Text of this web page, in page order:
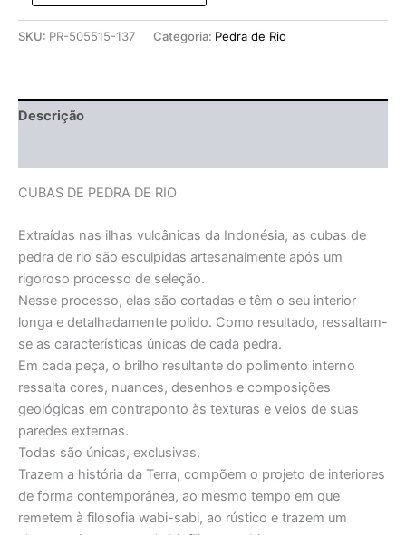
SKU: PR-505515-137 Categoria: Pedra de Rio
Descrição
CUBAS DE PEDRA DE RIO
Extraídas nas ilhas vulcânicas da Indonésia, as cubas de
pedra de rio são esculpidas artesanalmente após um
rigoroso processo de seleção.
Nesse processo, elas são cortadas e têm o seu interior
longa e detalhadamente polido. Como resultado, ressaltam-
se as características únicas de cada pedra.
Em cada peça, o brilho resultante do polimento interno
ressalta cores, nuances, desenhos e composições
geológicas em contraponto às texturas e veios de suas
paredes externas.
Todas são únicas, exclusivas.
Trazem a história da Terra, compõem o projeto de interiores
de forma contemporânea, ao mesmo tempo em que
remetem à filosofia wabi-sabi, ao rústico e trazem um